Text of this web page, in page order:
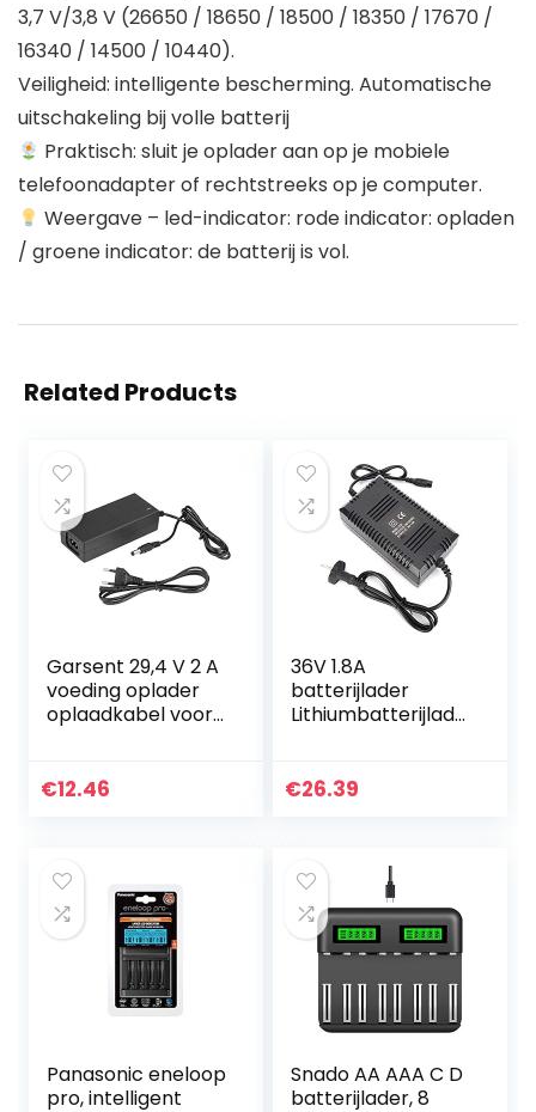
3,7 V/3,8 V (26650 / 18650 / 18500 / 18350 / 17670 /
16340 / 14500 / 10440).
Veiligheid: intelligente bescherming. Automatische
uitschakeling bij volle batterij
Praktisch: sluit je oplader aan op je mobiele
telefoonadapter of rechtstreeks op je computer.
Weergave – led-indicator: rode indicator: opladen
/ groene indicator: de batterij is vol.
Related Products
Garsent 29,4 V 2 A
voeding oplader
oplaadkabel voor
€12.46
36V 1.8A
batterijlader
Lithiumbatterijlade
elektrische fiets
€26.39
Panasonic eneloop
pro, intelligent
Snado AA AAA C D
batterijlader, 8